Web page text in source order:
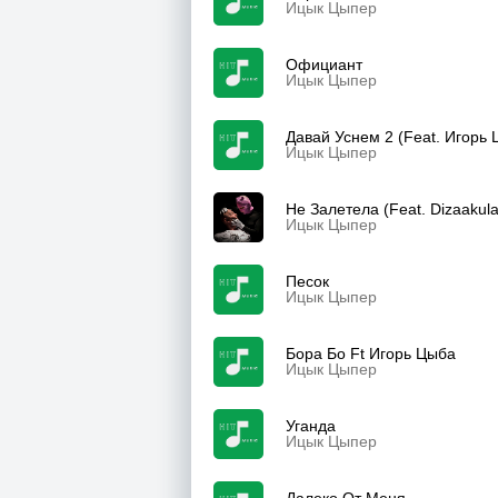
Ицык Цыпер
Официант
Ицык Цыпер
Давай Уснем 2 (Feat. Игорь
Ицык Цыпер
Не Залетела (Feat.
Ицык Цыпер
Песок
Ицык Цыпер
Бора Бо Ft Игорь Цыба
Ицык Цыпер
Уганда
Ицык Цыпер